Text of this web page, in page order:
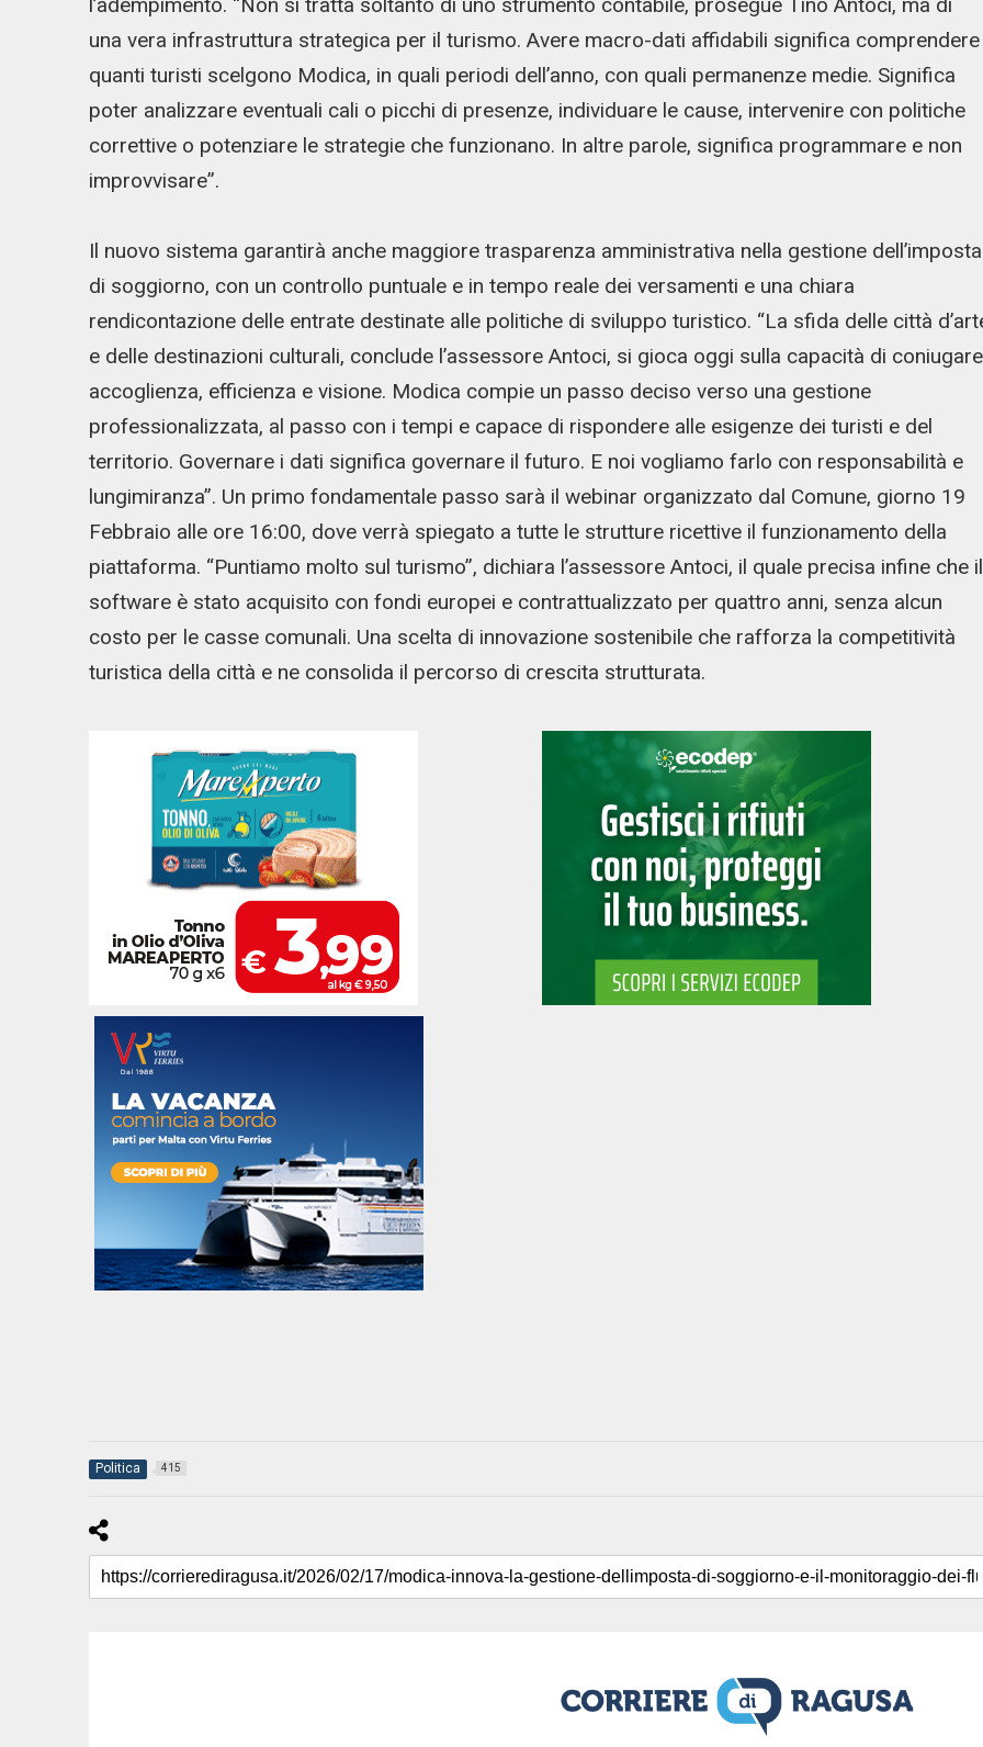
una vera infrastruttura strategica per il turismo. Avere macro-dati affidabili significa comprendere
quanti turisti scelgono Modica, in quali periodi dell’anno, con quali permanenze medie. Significa
poter analizzare eventuali cali o picchi di presenze, individuare le cause, intervenire con politiche
correttive o potenziare le strategie che funzionano. In altre parole, significa programmare e non
improvvisare”.
Il nuovo sistema garantirà anche maggiore trasparenza amministrativa nella gestione dell’imposta
di soggiorno, con un controllo puntuale e in tempo reale dei versamenti e una chiara
rendicontazione delle entrate destinate alle politiche di sviluppo turistico. “La sfida delle città
e delle destinazioni culturali, conclude l’assessore Antoci, si gioca oggi sulla capacità di coniugare
accoglienza, efficienza e visione. Modica compie un passo deciso verso una gestione
professionalizzata, al passo con i tempi e capace di rispondere alle esigenze dei turisti e del
territorio. Governare i dati significa governare il futuro. E noi vogliamo farlo con responsabilità e
lungimiranza”. Un primo fondamentale passo sarà il webinar organizzato dal Comune, giorno 19
Febbraio alle ore 16:00, dove verrà spiegato a tutte le strutture ricettive il funzionamento della
piattaforma. “Puntiamo molto sul turismo”, dichiara l’assessore Antoci, il quale precisa infine che il
software è stato acquisito con fondi europei e contrattualizzato per quattro anni, senza alcun
costo per le casse comunali. Una scelta di innovazione sostenibile che rafforza la competitività
turistica della città e ne consolida il percorso di crescita strutturata.
Politica 415